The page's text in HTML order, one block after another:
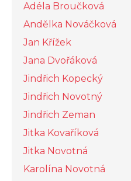
Adéla Broučková
Andělka Nováčková
Jan Křížek
Jana Dvořáková
Jindřich Kopecký
Jindřich Novotný
Jindřich Zeman
Jitka Kovaříková
Jitka Novotná
Karolína Novotná